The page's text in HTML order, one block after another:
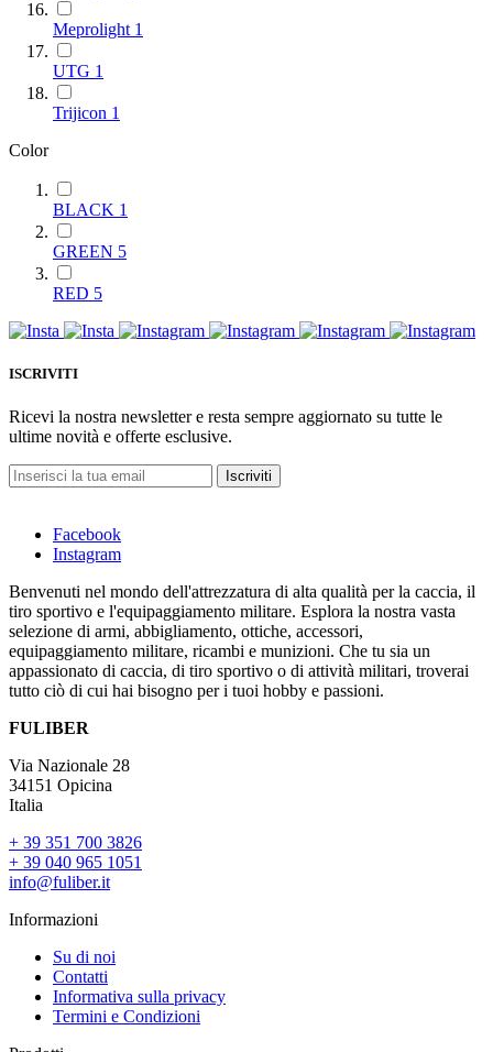
Meprolight 1
UTG 1
Trijicon 1
Color
BLACK 1
GREEN 5
RED 5
ISCRIVITI
Ricevi la nostra newsletter e resta sempre aggiornato su tutte le
ultime novità e offerte esclusive.
Iscriviti
Facebook
Instagram
Benvenuti nel mondo dell'attrezzatura di alta qualità per la caccia, il
tiro sportivo e l'equipaggiamento militare. Esplora la nostra vasta
selezione di armi, abbigliamento, ottiche, accessori,
equipaggiamento militare, ricambi e munizioni. Che tu sia un
appassionato di caccia, di tiro sportivo o di attività militari, troverai
tutto ciò di cui hai bisogno per i tuoi hobby e passioni.
FULIBER
Via Nazionale 28
34151 Opicina
Italia
+ 39 351 700 3826
+ 39 040 965 1051
info@fuliber.it
Informazioni
Su di noi
Contatti
Informativa sulla privacy
Termini e Condizioni